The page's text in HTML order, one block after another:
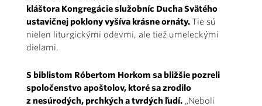
kláštora Kongregácie služobníc Ducha Svätého
ustavičnej poklony vyšíva krásne ornáty.Tie sú
nielen liturgickými odevmi, ale tiež umeleckými
dielami.
S biblistom Róbertom Horkom sa bližšie pozreli
spoločenstvo apoštolov, ktoré sa zrodilo
z nesúrodých, prchkých a tvrdých ľudí. „Neboli